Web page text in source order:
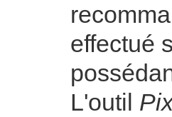
effectué
L'outil